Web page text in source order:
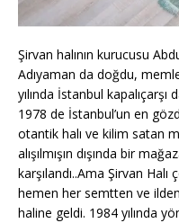
Şirvan halının kurucusu
Adıyaman da doğdu,
yılında İstanbul
1978 de İstanbul’un en
otantik halı ve kilim satan
alışılmışın dışında bir
karşılandı..Ama Şirvan
hemen her semtten ve
haline geldi. 1984 yılında